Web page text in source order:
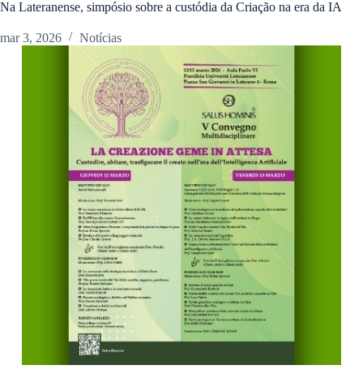
Na Lateranense, simpósio sobre a custódia da Criação na era da IA
mar 3, 2026 Notícias